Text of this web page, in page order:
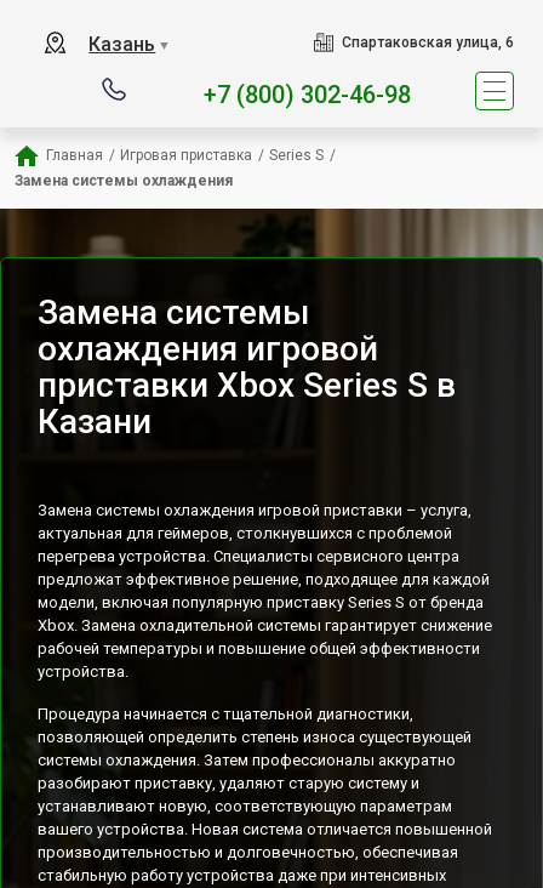
Казань ▼ Спартаковская улица, 6
+7 (800) 302-46-98
Главная / Игровая приставка / Series S /
Замена системы охлаждения
Замена системы
охлаждения игровой
приставки Xbox Series S в
Казани
Замена системы охлаждения игровой приставки – услуга,
актуальная для геймеров, столкнувшихся с проблемой
перегрева устройства. Специалисты сервисного центра
предложат эффективное решение, подходящее для каждой
модели, включая популярную приставку Series S от бренда
Xbox. Замена охладительной системы гарантирует снижение
рабочей температуры и повышение общей эффективности
устройства.
Процедура начинается с тщательной диагностики,
позволяющей определить степень износа существующей
системы охлаждения. Затем профессионалы аккуратно
разобирают приставку, удаляют старую систему и
устанавливают новую, соответствующую параметрам
вашего устройства. Новая система отличается повышенной
производительностью и долговечностью, обеспечивая
стабильную работу устройства даже при интенсивных